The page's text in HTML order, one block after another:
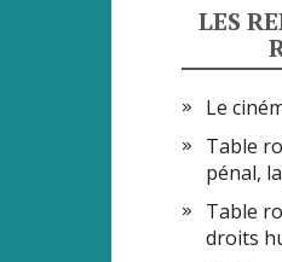
LES
Le
Table
pénal,
Table
droits